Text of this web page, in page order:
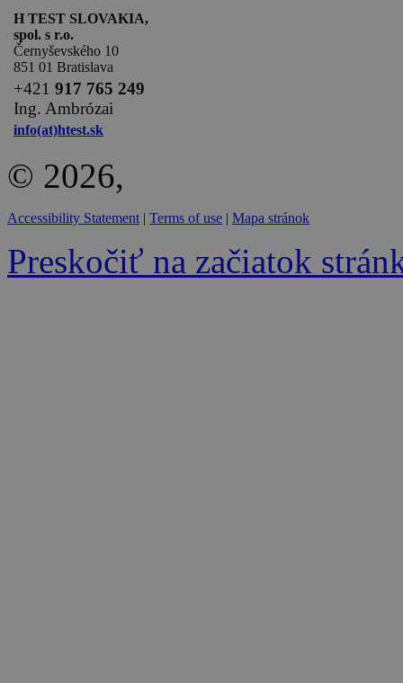
H TEST SLOVAKIA,
spol. s r.o.
Černyševského 10
851 01 Bratislava
+421 917 765 249
Ing. Ambrózai
info(at)htest.sk
© 2026,
Accessibility Statement | Terms of use | Mapa stránok
Preskočiť na začiatok